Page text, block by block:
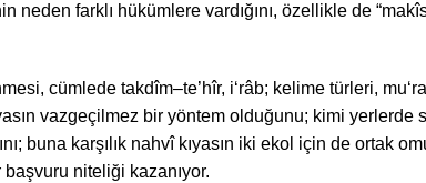
farklı hükümlere vardığını, özellikle de
cümlede takdîm–te’hîr, i‘râb; kelime türleri,
vazgeçilmez bir yöntem olduğunu; kimi yerlerde
buna karşılık nahvî kıyasın iki ekol için de ortak
niteliği kazanıyor.